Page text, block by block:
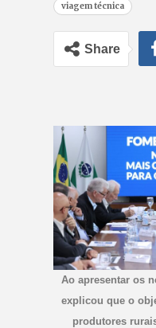
viagem técnica
Share
Ao apresentar os
explicou que o
produtores